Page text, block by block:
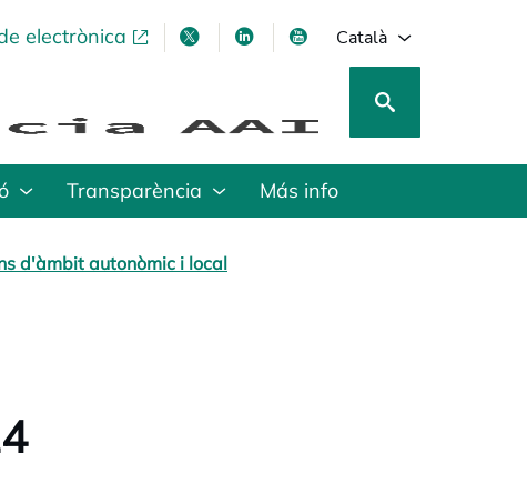
electrònica
opens in a new tabopens in a new tab
opens in a new tab
opens in a new tab
Català
Transparència Más info
d'àmbit autonòmic i local